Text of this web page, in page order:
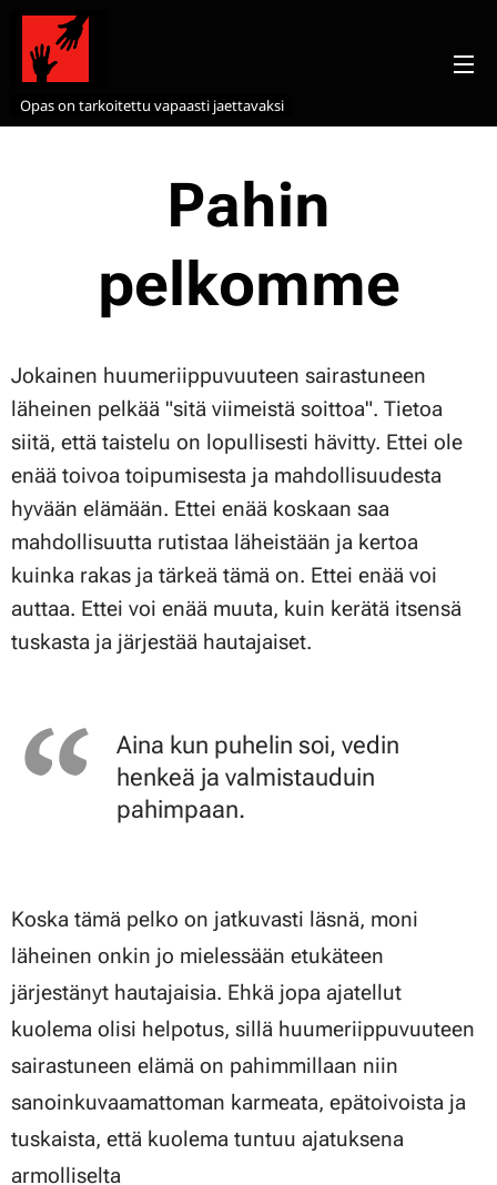
Opas on tarkoitettu vapaasti jaettavaksi
Pahin
pelkomme
Jokainen huumeriippuvuuteen sairastuneen
läheinen pelkää "sitä viimeistä soittoa". Tietoa
siitä, että taistelu on lopullisesti hävitty. Ettei ole
enää toivoa toipumisesta ja mahdollisuudesta
hyvään elämään. Ettei enää koskaan saa
mahdollisuutta rutistaa läheistään ja kertoa
kuinka rakas ja tärkeä tämä on. Ettei enää voi
auttaa. Ettei voi enää muuta, kuin kerätä itsensä
tuskasta ja järjestää hautajaiset.
Aina kun puhelin soi, vedin
henkeä ja valmistauduin
pahimpaan.
Koska tämä pelko on jatkuvasti läsnä, moni
läheinen onkin jo mielessään etukäteen
järjestänyt hautajaisia. Ehkä jopa ajatellut
kuolema olisi helpotus, sillä huumeriippuvuuteen
sairastuneen elämä on pahimmillaan niin
sanoinkuvaamattoman karmeata, epätoivoista ja
tuskaista, että kuolema tuntuu ajatuksena
armolliselta